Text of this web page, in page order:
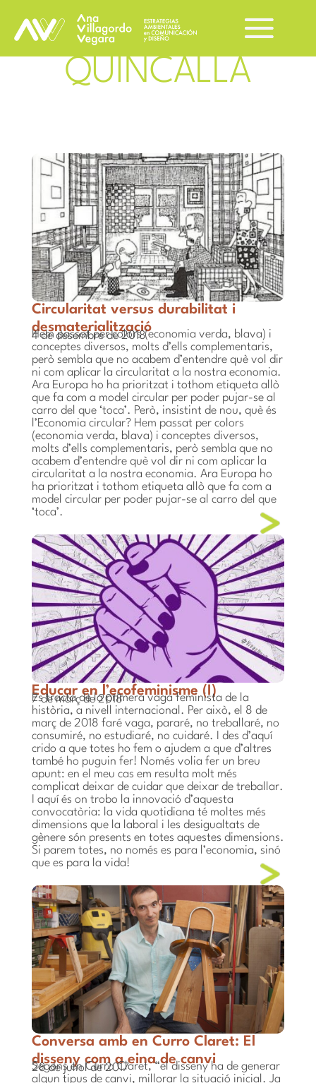
QUINCALLA
Circularitat versus durabilitat i
desmaterialització
4 de desembre de 2018
Hem passat per colors (economia verda, blava) i
conceptes diversos, molts d’ells complementaris,
però sembla que no acabem d’entendre què vol dir
ni com aplicar la circularitat a la nostra economia.
Ara Europa ho ha prioritzat i tothom etiqueta allò
que fa com a model circular per poder pujar-se al
carro del que ‘toca’. Però, insistint de nou, què és
l’Economia circular? Hem passat per colors
(economia verda, blava) i conceptes diversos,
molts d’ells complementaris, però sembla que no
acabem d’entendre què vol dir ni com aplicar la
circularitat a la nostra economia. Ara Europa ho
ha prioritzat i tothom etiqueta allò que fa com a
model circular per poder pujar-se al carro del que
‘toca’.
Educar en l’ecofeminisme (I)
7 de març de 2018
Es tracta de la primera vaga feminista de la
història, a nivell internacional. Per això, el 8 de
març de 2018 faré vaga, pararé, no treballaré, no
consumiré, no estudiaré, no cuidaré. I des d’aquí
crido a que totes ho fem o ajudem a que d’altres
també ho puguin fer! Només volia fer un breu
apunt: en el meu cas em resulta molt més
complicat deixar de cuidar que deixar de treballar.
I aquí és on trobo la innovació d’aquesta
convocatòria: la vida quotidiana té moltes més
dimensions que la laboral i les desigualtats de
gènere són presents en totes aquestes dimensions.
Si parem totes, no només es para l’economia, sinó
que es para la vida!
Conversa amb en Curro Claret: El
disseny com a eina de canvi
28 de juliol de 2017
Segons en Curro Claret, “el disseny ha de generar
algun tipus de canvi, millorar la situació inicial. Ja